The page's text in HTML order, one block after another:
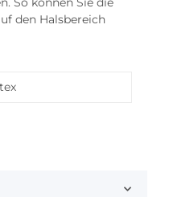
den Halsbereich